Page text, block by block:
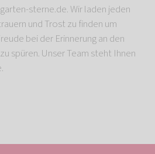
sterne.de. Wir laden jeden
und Trost zu finden um
bei der Erinnerung an den
spüren. Unser Team steht Ihnen